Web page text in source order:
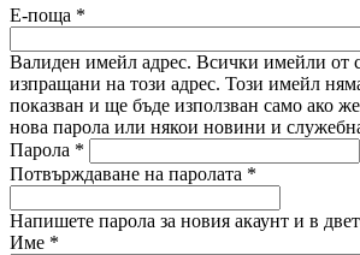
Е-поща *
Валиден имейл адрес. Всички имейли от
изпращани на този адрес. Този имейл
показван и ще бъде използван само ако
нова парола или някои новини и
Парола *
Потвърждаване на паролата *
Напишете парола за новия акаунт и в
Име *